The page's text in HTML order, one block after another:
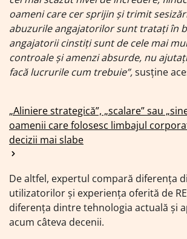
oameni care cer sprijin și trimit
abuzurile angajatorilor sunt tratați în
angajatorii cinstiți sunt de cele mai
controale și amenzi absurde, nu
facă lucrurile cum trebuie”,susține
„Aliniere strategică”, „scalare” sau
oamenii care folosesc limbajul
decizii mai slabe
De altfel, expertul compară diferența
utilizatorilor și experiența oferită de
diferența dintre tehnologia actuală și
acum câteva decenii.